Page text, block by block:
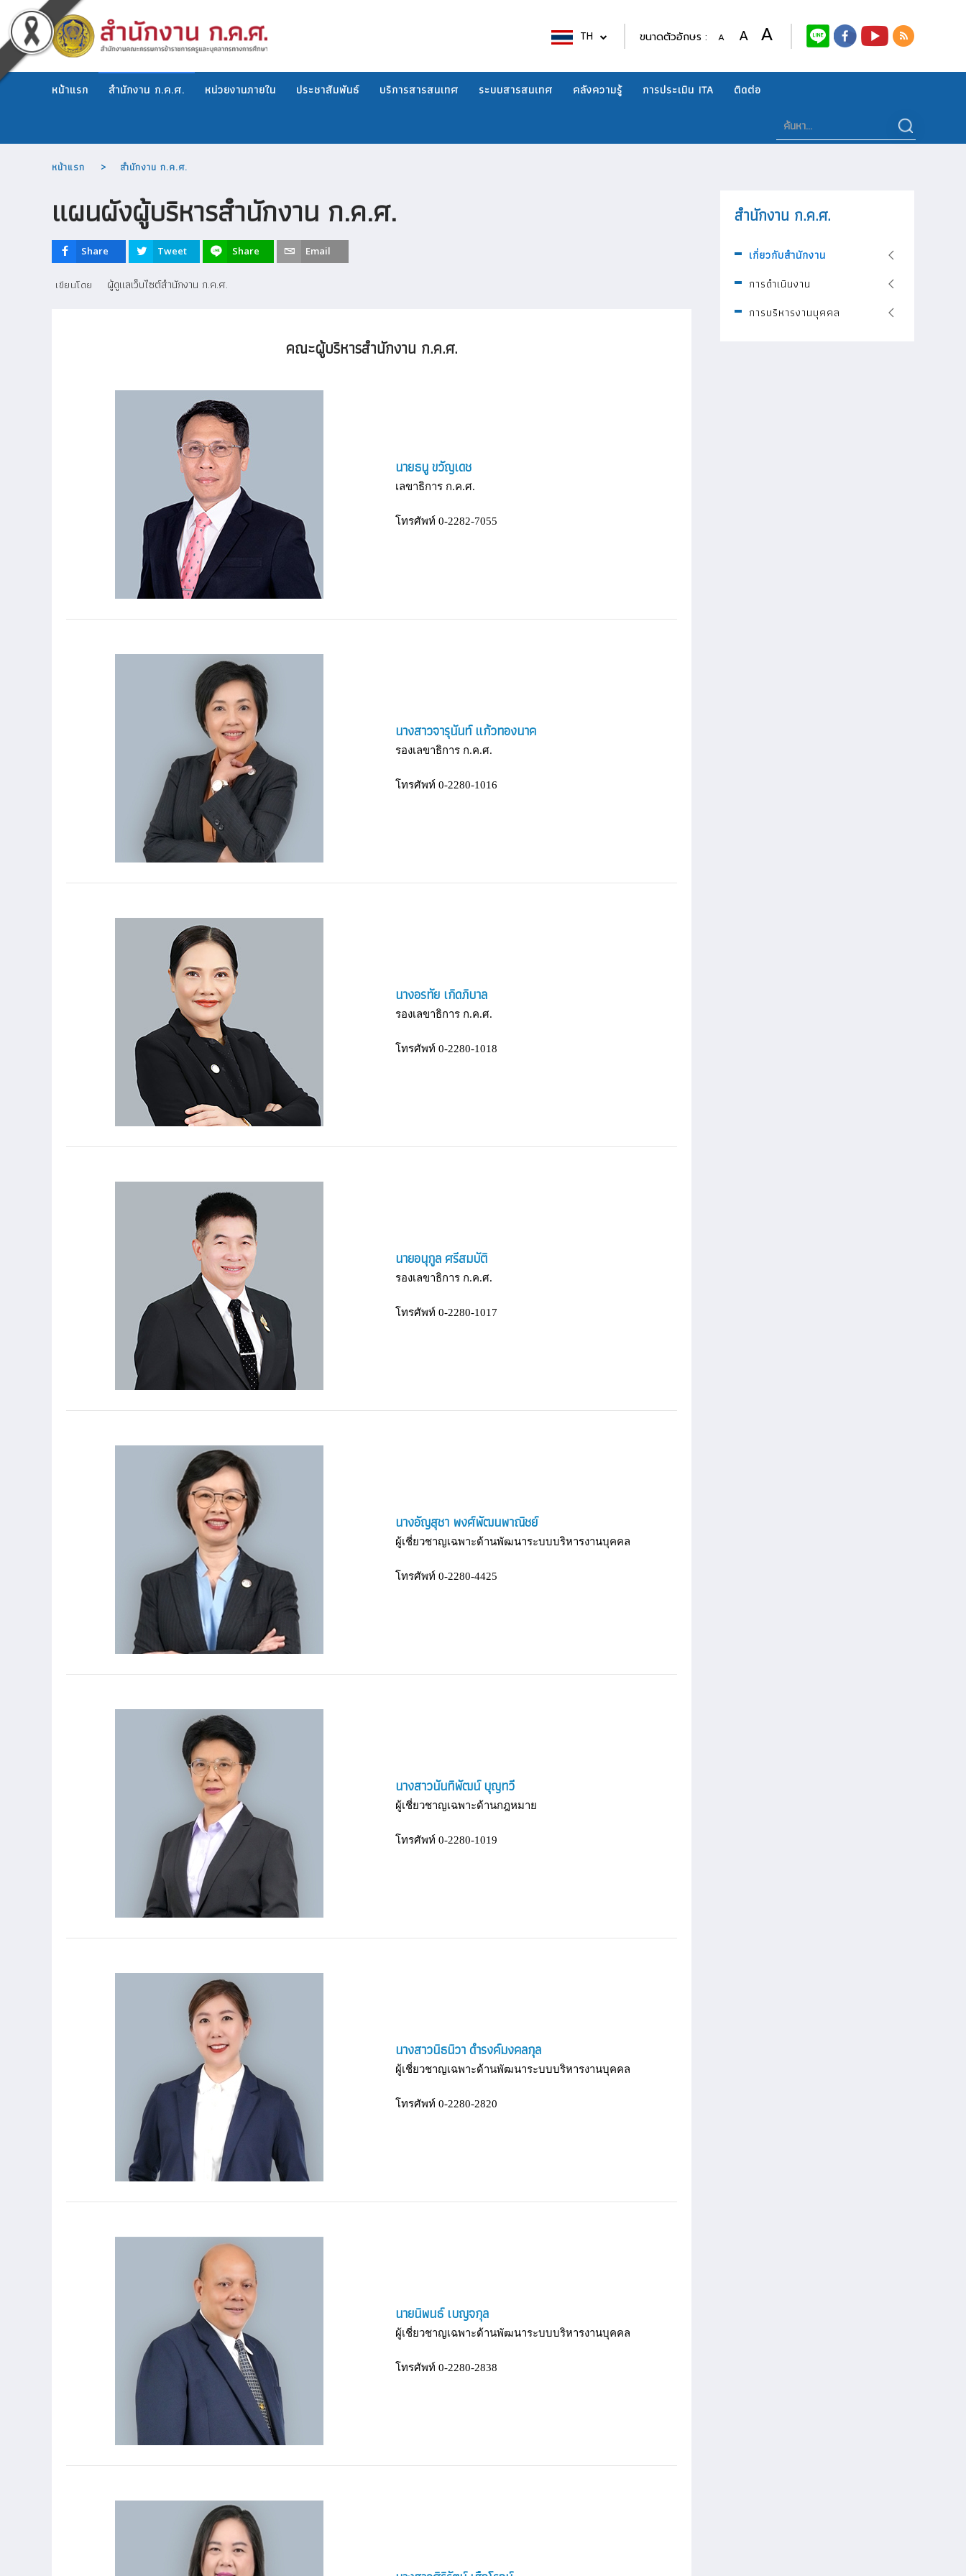
TH ขนาดตัวอักษร : A
A
A
หน้าแรก สำนักงาน ก.ค.ศ. หน่วยงานภายใน ประชาสัมพันธ์ บริการสารสนเทศ ระบบสารสนเทศ คลังความรู้ การประเมิน ITA ติดต่อ
หน้าแรก สำนักงาน ก.ค.ศ.
แผนผังผู้บริหารสำนักงาน ก.ค.ศ.
Share Tweet Share Email
เขียนโดย ผู้ดูแลเว็บไซต์สำนักงาน ก.ค.ศ.
คณะผู้บริหารสำนักงาน ก.ค.ศ.
นายธนู ขวัญเดช
เลขาธิการ ก.ค.ศ.
โทรศัพท์ 0-2282-7055
นางสาวจารุนันท์ แก้วทองนาค
รองเลขาธิการ ก.ค.ศ.
โทรศัพท์ 0-2280-1016
นางอรทัย เกิดภิบาล
รองเลขาธิการ ก.ค.ศ.
โทรศัพท์ 0-2280-1018
นายอนุกูล ศรีสมบัติ
รองเลขาธิการ ก.ค.ศ.
โทรศัพท์ 0-2280-1017
นางอัญสุชา พงศ์พัฒนพาณิชย์
ผู้เชี่ยวชาญเฉพาะด้านพัฒนาระบบบริหารงานบุคคล
โทรศัพท์ 0-2280-4425
นางสาวนันทิพัฒน์ บุญทวี
ผู้เชี่ยวชาญเฉพาะด้านกฎหมาย
โทรศัพท์ 0-2280-1019
นางสาวนิธนิวา ดำรงค์มงคลกุล
ผู้เชี่ยวชาญเฉพาะด้านพัฒนาระบบบริหารงานบุคคล
โทรศัพท์ 0-2280-2820
นายนิพนธ์ เบญจกุล
ผู้เชี่ยวชาญเฉพาะด้านพัฒนาระบบบริหารงานบุคคล
โทรศัพท์ 0-2280-2838
สำนักงาน ก.ค.ศ.
เกี่ยวกับสำนักงาน
การดำเนินงาน
การบริหารงานบุคคล